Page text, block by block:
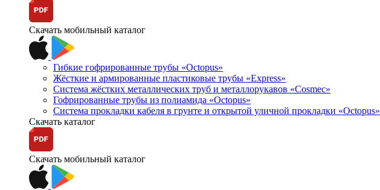
Скачать мобильный каталог
Гибкие гофрированные трубы «Octopus»
Жёсткие и армированные пластиковые трубы «Express»
Система жёстких металлических труб и металлорукавов «Cosmec»
Гофрированные трубы из полиамида «Octopus»
Система прокладки кабеля в грунте и открытой уличной прокладки «Octopus»
Скачать каталог
Скачать мобильный каталог